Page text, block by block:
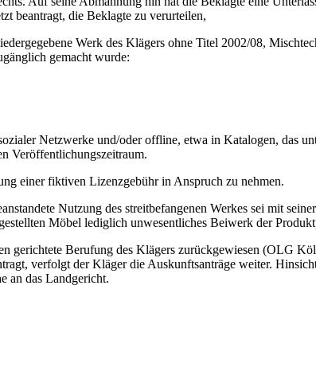
beantragt, die Beklagte zu verurteilen,
Werk des Klägers ohne Titel 2002/08,
gemacht wurde:
Netzwerke und/oder offline, etwa in Katalogen, das
Veröffentlichungszeitraum.
einer fiktiven Lizenzgebühr in Anspruch zu nehmen.
Nutzung des streitbefangenen Werkes sei mit
Möbel lediglich unwesentliches Beiwerk der
gerichtete Berufung des Klägers zurückgewiesen (OLG
verfolgt der Kläger die Auskunftsanträge weiter.
an das Landgericht.